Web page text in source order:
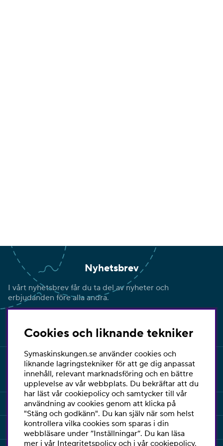
Nyhetsbrev
I vårt nyhetsbrev får du ta del av nyheter och
erbjudanden före alla andra.
INFORMATION
KUNDSERVICE
Cookies och liknande tekniker
Symaskinskungen.se använder cookies och
liknande lagringstekniker för att ge dig anpassat
innehåll, relevant marknadsföring och en bättre
upplevelse av vår webbplats. Du bekräftar att du
har läst vår cookiepolicy och samtycker till vår
användning av cookies genom att klicka på
"Stäng och godkänn". Du kan själv när som helst
kontrollera vilka cookies som sparas i din
webbläsare under ”Inställningar”. Du kan läsa
mer i vår Integritetspolicy och i vår cookiepolicy.